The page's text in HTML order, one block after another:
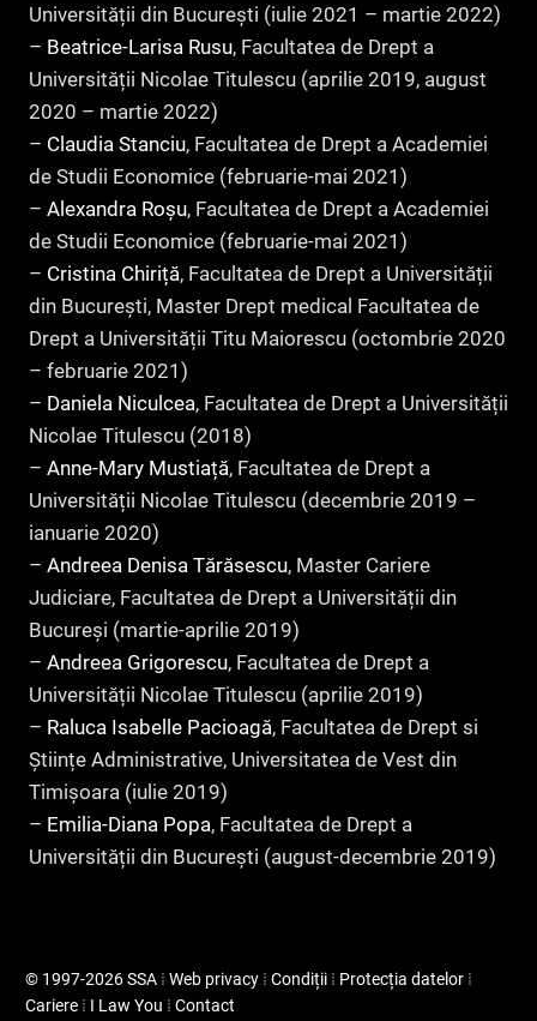
Universității din București (iulie 2021 – martie 2022)
– Beatrice-Larisa Rusu, Facultatea de Drept a
Universității Nicolae Titulescu (aprilie 2019, august
2020 – martie 2022)
– Claudia Stanciu, Facultatea de Drept a Academiei
de Studii Economice (februarie-mai 2021)
– Alexandra Roșu, Facultatea de Drept a Academiei
de Studii Economice (februarie-mai 2021)
– Cristina Chiriță, Facultatea de Drept a Universității
din București, Master Drept medical Facultatea de
Drept a Universității Titu Maiorescu (octombrie 2020
– februarie 2021)
– Daniela Niculcea, Facultatea de Drept a Universității
Nicolae Titulescu (2018)
– Anne-Mary Mustiață, Facultatea de Drept a
Universității Nicolae Titulescu (decembrie 2019 –
ianuarie 2020)
– Andreea Denisa Tărăsescu, Master Cariere
Judiciare, Facultatea de Drept a Universității din
Bucureși (martie-aprilie 2019)
– Andreea Grigorescu, Facultatea de Drept a
Universității Nicolae Titulescu (aprilie 2019)
– Raluca Isabelle Pacioagă, Facultatea de Drept si
Științe Administrative, Universitatea de Vest din
Timișoara (iulie 2019)
– Emilia-Diana Popa, Facultatea de Drept a
Universității din București (august-decembrie 2019)
© 1997-2026 SSA ⁞ Web privacy ⁞ Condiții ⁞ Protecția datelor ⁞
Cariere ⁞ I Law You ⁞ Contact